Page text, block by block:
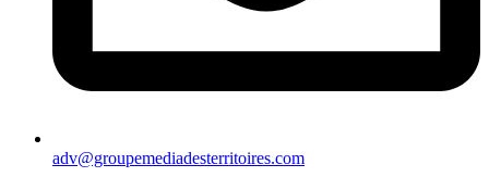
adv@groupemediadesterritoires.com